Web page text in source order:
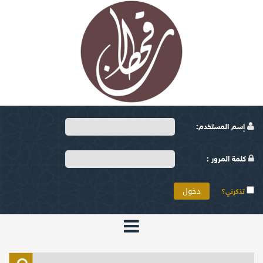
إسم المستخدم:
كلمة المرور :
تذكرني؟